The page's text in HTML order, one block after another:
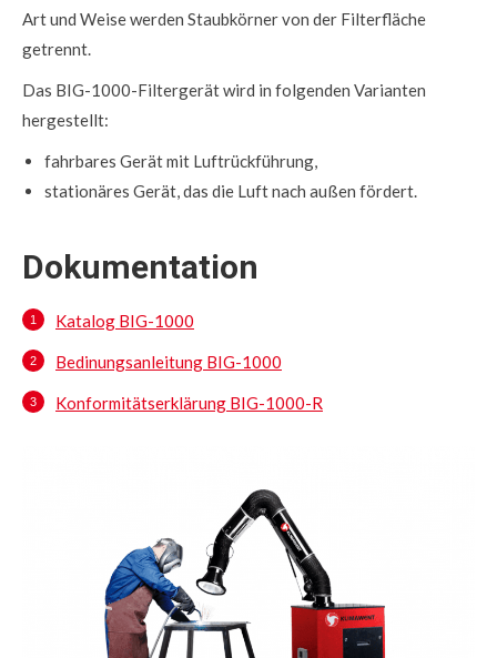
Art und Weise werden Staubkörner von der Filterfläche
getrennt.
Das BIG-1000-Filtergerät wird in folgenden Varianten
hergestellt:
fahrbares Gerät mit Luftrückführung,
stationäres Gerät, das die Luft nach außen fördert.
Dokumentation
Katalog BIG-1000
Bedinungsanleitung BIG-1000
Konformitätserklärung BIG-1000-R